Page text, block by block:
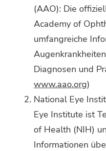
(AAO): Die
Academy of
umfangreiche
Diagnosen und
www.aao.org)
National Eye
Eye Institute ist
of Health (NIH)
Informationen